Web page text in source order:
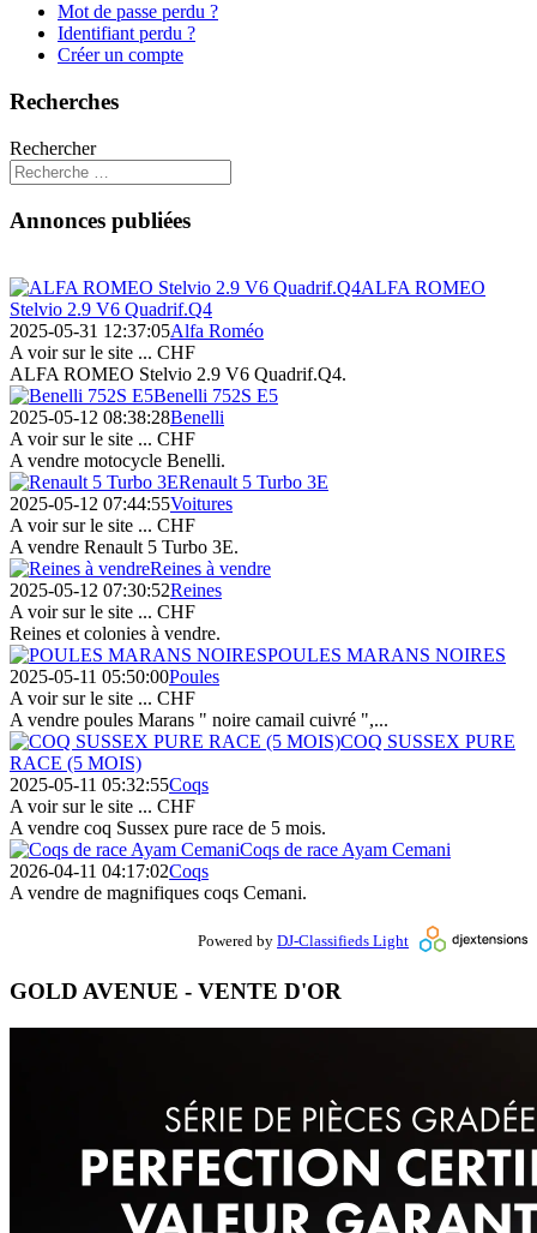
Mot de passe perdu ?
Identifiant perdu ?
Créer un compte
Recherches
Rechercher
Annonces publiées
ALFA ROMEO
Stelvio 2.9 V6 Quadrif.Q4
2025-05-31 12:37:05Alfa Roméo
A voir sur le site ... CHF
ALFA ROMEO Stelvio 2.9 V6 Quadrif.Q4.
Benelli 752S E5
2025-05-12 08:38:28Benelli
A voir sur le site ... CHF
A vendre motocycle Benelli.
Renault 5 Turbo 3E
2025-05-12 07:44:55Voitures
A voir sur le site ... CHF
A vendre Renault 5 Turbo 3E.
Reines à vendre
2025-05-12 07:30:52Reines
A voir sur le site ... CHF
Reines et colonies à vendre.
POULES MARANS NOIRES
2025-05-11 05:50:00Poules
A voir sur le site ... CHF
A vendre poules Marans " noire camail cuivré ",...
COQ SUSSEX PURE
RACE (5 MOIS)
2025-05-11 05:32:55Coqs
A voir sur le site ... CHF
A vendre coq Sussex pure race de 5 mois.
Coqs de race Ayam Cemani
2026-04-11 04:17:02Coqs
A vendre de magnifiques coqs Cemani.
Powered by DJ-Classifieds Light
GOLD AVENUE - VENTE D'OR